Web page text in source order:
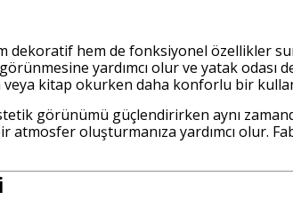
dekoratif hem de fonksiyonel özellikler
yardımcı olur ve yatak odası
veya kitap okurken daha konforlu bir
görünümü güçlendirirken aynı
atmosfer oluşturmanıza yardımcı olur.